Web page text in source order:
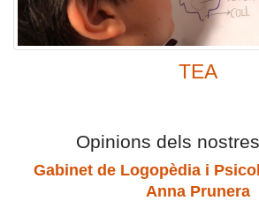
TEA
Opinions dels
Gabinet de Logopèdia i
Anna Prunera